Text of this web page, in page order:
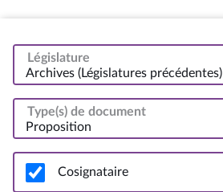
Législature
Archives (Législatures précédentes)
Type(s) de document
Proposition
Cosignataire